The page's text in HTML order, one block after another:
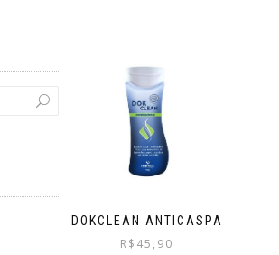
DOKCLEAN ANTICASPA
R$ 45,90